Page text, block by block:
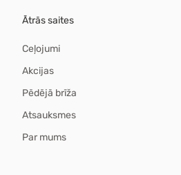
Ātrās saites
Ceļojumi
Akcijas
Pēdējā brīža
Atsauksmes
Par mums